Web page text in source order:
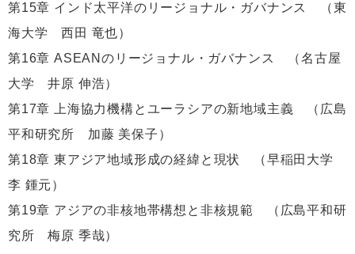
第15章 インド太平洋のリージョナル・ガバナンス （東
海大学 西田 竜也）
第16章 ASEANのリージョナル・ガバナンス （名古屋
大学 井原 伸浩）
第17章 上海協力機構とユーラシアの新地域主義 （広島
平和研究所 加藤 美保子）
第18章 東アジア地域形成の経緯と現状 （早稲田大学
李 鍾元）
第19章 アジアの非核地帯構想と非核規範 （広島平和研
究所 梅原 季哉）